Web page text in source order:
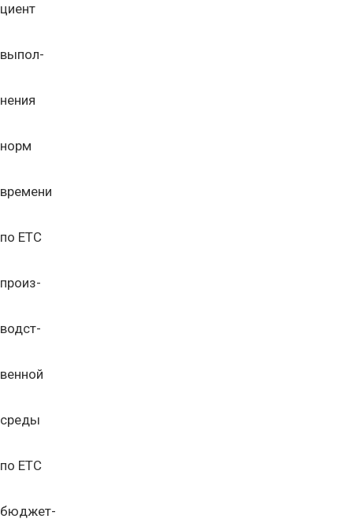
циент
выпол-
нения
норм
времени
по ЕТС
произ-
водст-
венной
среды
по ЕТС
бюджет-